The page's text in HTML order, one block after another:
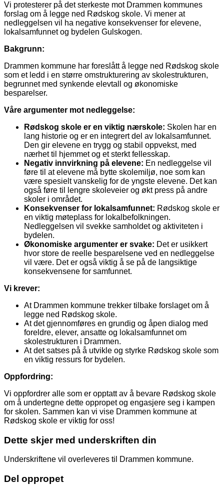
Vi protesterer på det sterkeste mot Drammen kommunes
forslag om å legge ned Rødskog skole. Vi mener at
nedleggelsen vil ha negative konsekvenser for elevene,
lokalsamfunnet og bydelen Gulskogen.
Bakgrunn:
Drammen kommune har foreslått å legge ned Rødskog skole
som et ledd i en større omstrukturering av skolestrukturen,
begrunnet med synkende elevtall og økonomiske
besparelser.
Våre argumenter mot nedleggelse:
Rødskog skole er en viktig nærskole: Skolen har en
lang historie og er en integrert del av lokalsamfunnet.
Den gir elevene en trygg og stabil oppvekst, med
nærhet til hjemmet og et sterkt fellesskap.
Negativ innvirkning på elevene: En nedleggelse vil
føre til at elevene må bytte skolemiljø, noe som kan
være spesielt vanskelig for de yngste elevene. Det kan
også føre til lengre skoleveier og økt press på andre
skoler i området.
Konsekvenser for lokalsamfunnet: Rødskog skole er
en viktig møteplass for lokalbefolkningen.
Nedleggelsen vil svekke samholdet og aktiviteten i
bydelen.
Økonomiske argumenter er svake: Det er usikkert
hvor store de reelle besparelsene ved en nedleggelse
vil være. Det er også viktig å se på de langsiktige
konsekvensene for samfunnet.
Vi krever:
At Drammen kommune trekker tilbake forslaget om å
legge ned Rødskog skole.
At det gjennomføres en grundig og åpen dialog med
foreldre, elever, ansatte og lokalsamfunnet om
skolestrukturen i Drammen.
At det satses på å utvikle og styrke Rødskog skole som
en viktig ressurs for bydelen.
Oppfordring:
Vi oppfordrer alle som er opptatt av å bevare Rødskog skole
om å undertegne dette oppropet og engasjere seg i kampen
for skolen. Sammen kan vi vise Drammen kommune at
Rødskog skole er viktig for oss!
Dette skjer med underskriften din
Underskriftene vil overleveres til Drammen kommune.
Del oppropet